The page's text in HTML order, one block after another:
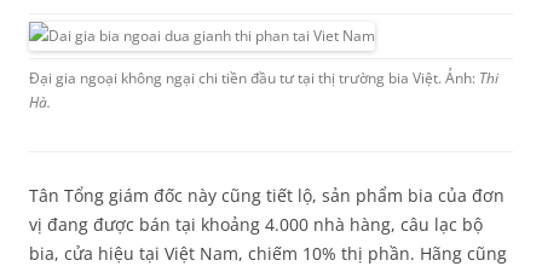
Đại gia ngoại không ngại chi tiền đầu tư tại thị trường bia Việt. Ảnh: Thi
Hà.
Tân Tổng giám đốc này cũng tiết lộ, sản phẩm bia của đơn
vị đang được bán tại khoảng 4.000 nhà hàng, câu lạc bộ
bia, cửa hiệu tại Việt Nam, chiếm 10% thị phần. Hãng cũng